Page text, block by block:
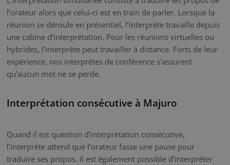
l’orateur alors que celui-ci est en train de parler. Lorsque la
réunion se déroule en présentiel, l’interprète travaille depuis
une cabine d’interprétation. Pour les réunions virtuelles ou
hybrides, l’interprète peut travailler à distance. Forts de leur
expérience, nos interprètes de conférence s’assurent
qu’aucun mot ne se perde.
Interprétation consécutive à Majuro
Quand il est question d’interprétation consécutive,
l’interprète attend que l’orateur fasse une pause pour
traduire ses propos. Il est également possible d’interpréter